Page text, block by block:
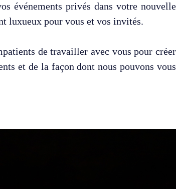
événements privés dans votre nouvelle
luxueux pour vous et vos invités.
de travailler avec vous pour créer
et de la façon dont nous pouvons vous